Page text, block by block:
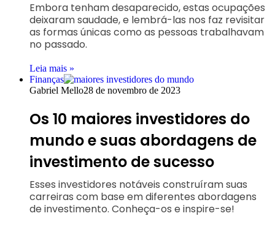
Embora tenham desaparecido, estas ocupações
deixaram saudade, e lembrá-las nos faz revisitar
as formas únicas como as pessoas trabalhavam
no passado.
Leia mais »
Finanças
Gabriel Mello28 de novembro de 2023
Os 10 maiores investidores do
mundo e suas abordagens de
investimento de sucesso
Esses investidores notáveis construíram suas
carreiras com base em diferentes abordagens
de investimento. Conheça-os e inspire-se!